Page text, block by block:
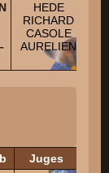
HEDE
RICHARD
CASOLE
AURELIEN
Juges